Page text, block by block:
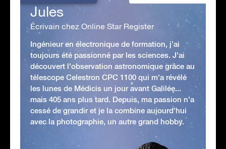
Jules
Écrivain chez Online Star Register
Ingénieur en électronique de formation, j’ai
toujours été passionné par les sciences. J'ai
découvert l'observation astronomique grâce au
télescope Celestron CPC 1100 qui m'a révélé
les lunes de Médicis un jour avant Galilée...
mais 405 ans plus tard. Depuis, ma passion n'a
cessé de grandir et je la combine aujourd'hui
avec la photographie, un autre grand hobby.